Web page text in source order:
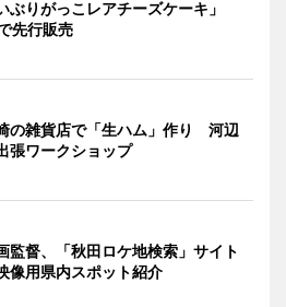
ぶりがっこレアチーズケーキ」
先行販売
の雑貨店で「生ハム」作り 河辺
張ワークショップ
監督、「秋田ロケ地検索」サイト
用県内スポット紹介